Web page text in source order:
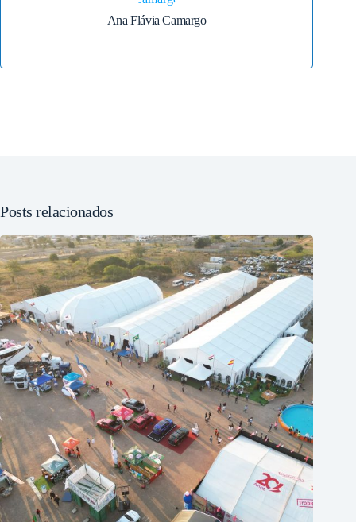
Ana Flávia Camargo
Posts relacionados